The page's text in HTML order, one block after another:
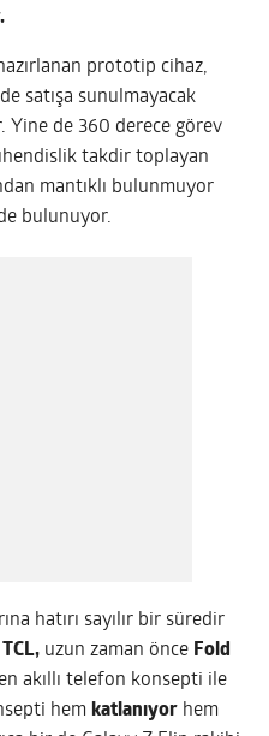
prototip cihaz,
satışa sunulmayacak
Yine de 360 derece görev
takdir toplayan
mantıklı bulunmuyor
bulunuyor.
hatırı sayılır bir süredir
TCL, uzun zaman önce Fold
akıllı telefon konsepti ile
hem katlanıyor hem